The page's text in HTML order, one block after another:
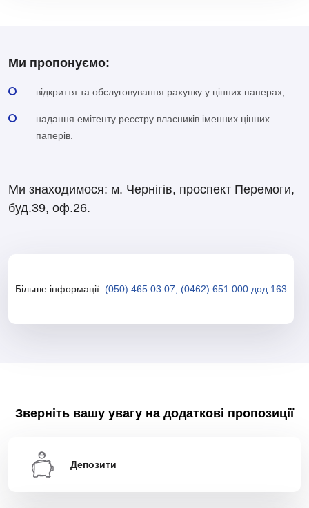
Ми пропонуємо:
відкриття та обслуговування рахунку у цінних паперах;
надання емітенту реєстру власників іменних цінних
паперів.
Ми знаходимося: м. Чернігів, проспект Перемоги,
буд.39, оф.26.
Більше інформації (050) 465 03 07, (0462) 651 000 дод.163
Зверніть вашу увагу на додаткові пропозиції
Депозити